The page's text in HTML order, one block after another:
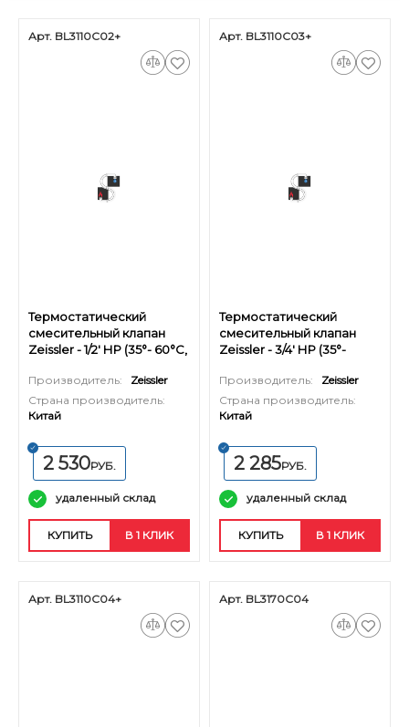
Арт. BL3110C02+
Термостатический
смесительный клапан
Zeissler - 1/2' НР (35°- 60°C,
Производитель:
Zeissler
Страна производитель:
Китай
2 530РУБ.
удаленный склад
КУПИТЬ В 1 КЛИК
Арт. BL3110C03+
Термостатический
смесительный клапан
Zeissler - 3/4' НР (35°-
Производитель:
Zeissler
Страна производитель:
Китай
2 285РУБ.
удаленный склад
КУПИТЬ В 1 КЛИК
Арт. BL3110C04+ Арт. BL3170С04